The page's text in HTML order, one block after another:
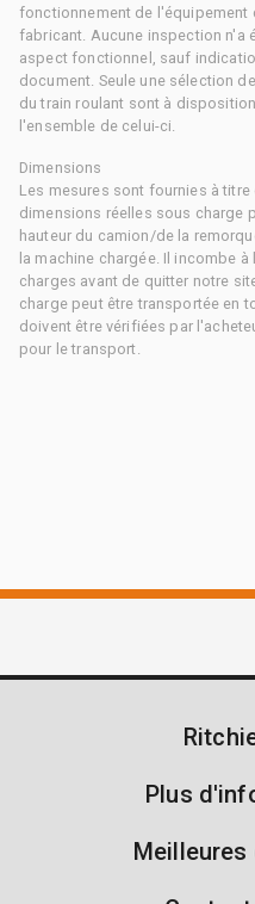
fonctionnement de
fabricant. Aucune inspection n'a
aspect fonctionnel, sauf
document. Seule une sélection
du train roulant sont à
l'ensemble de celui-ci.
Dimensions
Les mesures sont fournies à
dimensions réelles sous charge
hauteur du camion/de la
la machine chargée. Il incombe
charges avant de quitter notre
charge peut être transportée en
doivent être vérifiées par
pour le transport.
Plus